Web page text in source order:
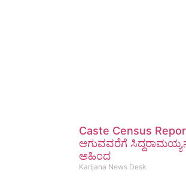
Caste Census
ಆಗುವವರೆಗೆ
ಅಹಿಂದ
Karijana News Desk